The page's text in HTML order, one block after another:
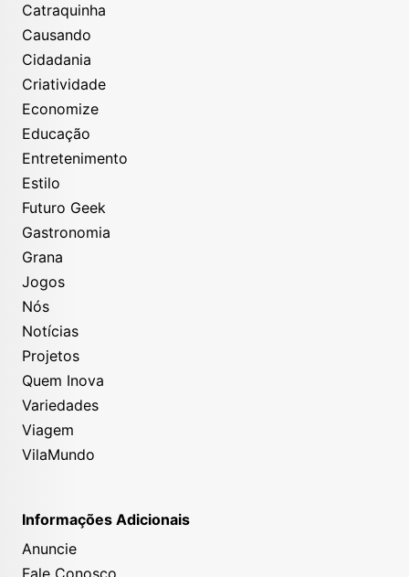
Catraquinha
Causando
Cidadania
Criatividade
Economize
Educação
Entretenimento
Estilo
Futuro Geek
Gastronomia
Grana
Jogos
Nós
Notícias
Projetos
Quem Inova
Variedades
Viagem
VilaMundo
Informações Adicionais
Anuncie